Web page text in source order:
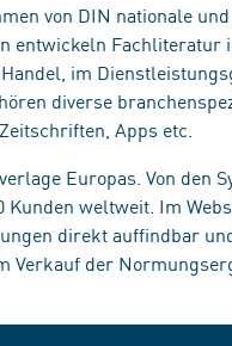
von DIN nationale
entwickeln
im
diverse
Apps etc.
Europas. Von den
weltweit. Im
direkt auffindbar
Verkauf der